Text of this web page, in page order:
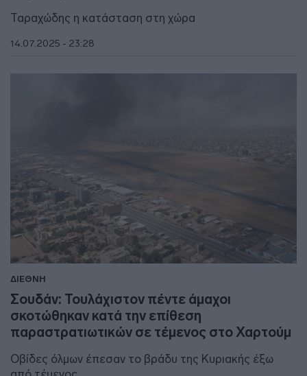
Ταραχώδης η κατάσταση στη χώρα
14.07.2025 - 23:28
ΔΙΕΘΝΗ
Σουδάν: Τουλάχιστον πέντε άμαχοι
σκοτώθηκαν κατά την επίθεση
παραστρατιωτικών σε τέμενος στο Χαρτούμ
Οβίδες όλμων έπεσαν το βράδυ της Κυριακής έξω